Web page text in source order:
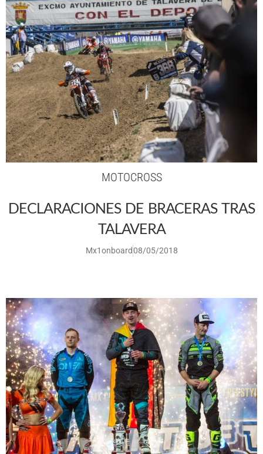
MOTOCROSS
DECLARACIONES DE BRACERAS TRAS
TALAVERA
Mx1onboard08/05/2018